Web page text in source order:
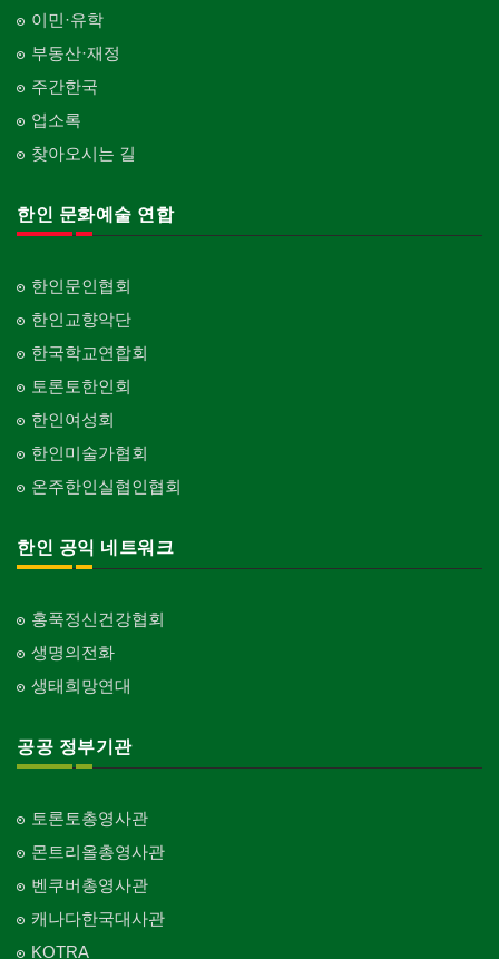
이민·유학
부동산·재정
주간한국
업소록
찾아오시는 길
한인 문화예술 연합
한인문인협회
한인교향악단
한국학교연합회
토론토한인회
한인여성회
한인미술가협회
온주한인실협인협회
한인 공익 네트워크
홍푹정신건강협회
생명의전화
생태희망연대
공공 정부기관
토론토총영사관
몬트리올총영사관
벤쿠버총영사관
캐나다한국대사관
KOTRA